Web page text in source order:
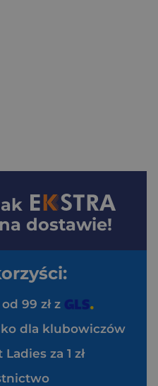
dostawie!
99 zł z
dla klubowiczów
za 1 zł